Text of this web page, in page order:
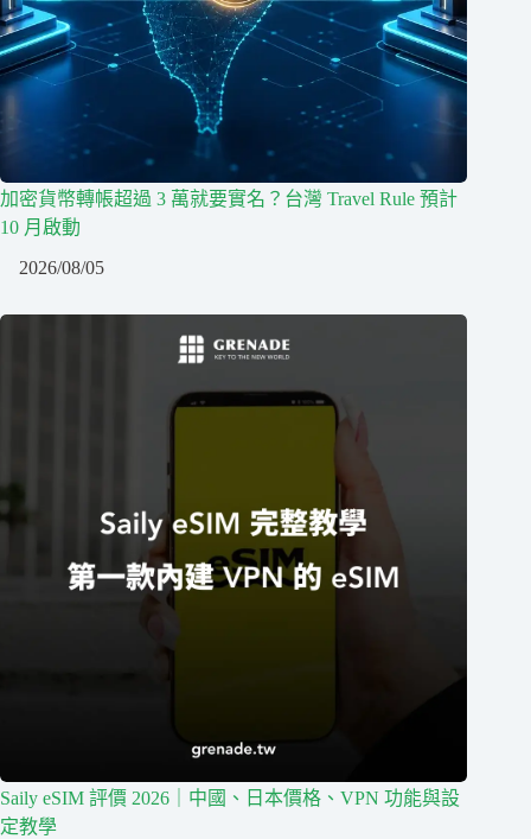
加密貨幣轉帳超過 3 萬就要實名？台灣 Travel Rule 預計
10 月啟動
2026/08/05
Saily eSIM 評價 2026｜中國、日本價格、VPN 功能與設
定教學